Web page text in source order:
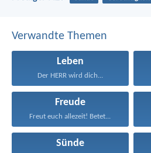
Verwandte Themen
Leben
Der HERR wird dich...
Freude
Freut euch allezeit! Betet...
Sünde